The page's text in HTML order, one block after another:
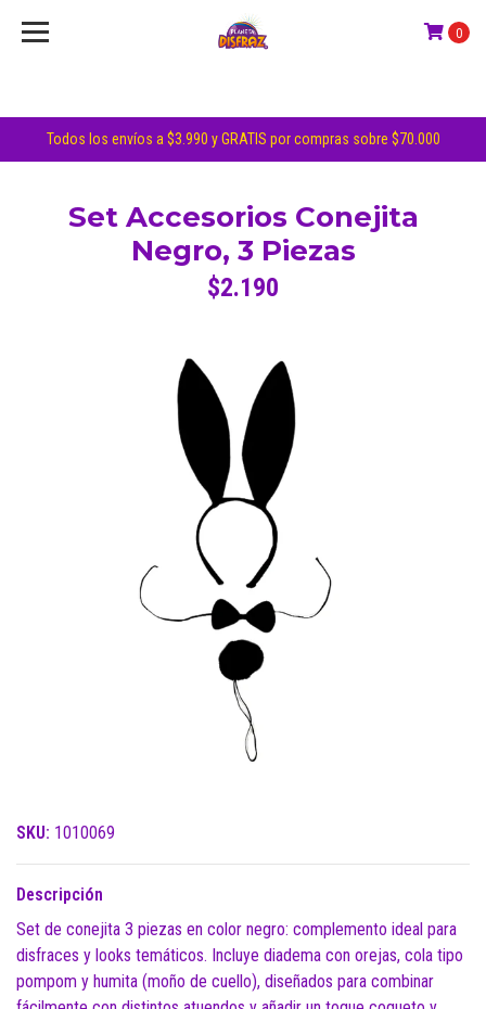
Todos los envíos a $3.990 y GRATIS por compras sobre $70.000
0
Set Accesorios Conejita
Negro, 3 Piezas
$2.190
SKU: 1010069
Descripción
Set de conejita 3 piezas en color negro: complemento ideal para
disfraces y looks temáticos. Incluye diadema con orejas, cola tipo
pompom y humita (moño de cuello), diseñados para combinar